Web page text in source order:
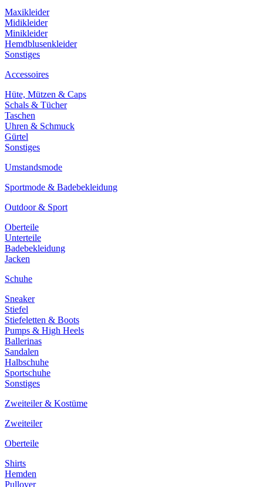
Maxikleider
Midikleider
Minikleider
Hemdblusenkleider
Sonstiges
Accessoires
Hüte, Mützen & Caps
Schals & Tücher
Taschen
Uhren & Schmuck
Gürtel
Sonstiges
Umstandsmode
Sportmode & Badebekleidung
Outdoor & Sport
Oberteile
Unterteile
Badebekleidung
Jacken
Schuhe
Sneaker
Stiefel
Stiefeletten & Boots
Pumps & High Heels
Ballerinas
Sandalen
Halbschuhe
Sportschuhe
Sonstiges
Zweiteiler & Kostüme
Zweiteiler
Oberteile
Shirts
Hemden
Pullover